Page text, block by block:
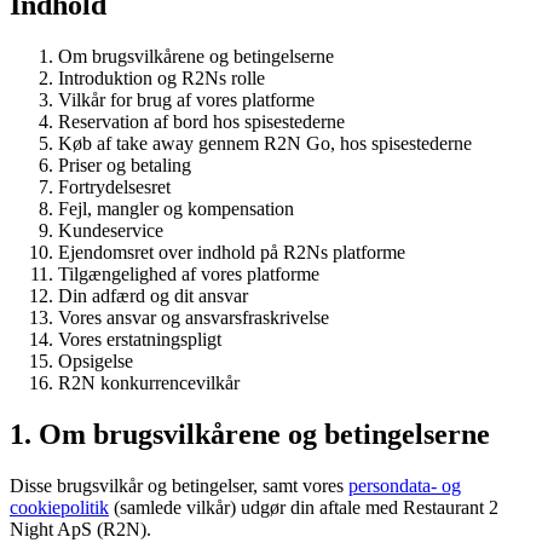
Om brugsvilkårene og betingelserne
Introduktion og R2Ns rolle
Vilkår for brug af vores platforme
Reservation af bord hos spisestederne
Køb af take away gennem R2N Go, hos spisestederne
Priser og betaling
Fortrydelsesret
Fejl, mangler og kompensation
Kundeservice
Ejendomsret over indhold på R2Ns platforme
Tilgængelighed af vores platforme
Din adfærd og dit ansvar
Vores ansvar og ansvarsfraskrivelse
Vores erstatningspligt
Opsigelse
R2N konkurrencevilkår
1. Om brugsvilkårene og betingelserne
Disse brugsvilkår og betingelser, samt vores persondata- og
cookiepolitik (samlede vilkår) udgør din aftale med Restaurant 2
Night ApS (R2N).